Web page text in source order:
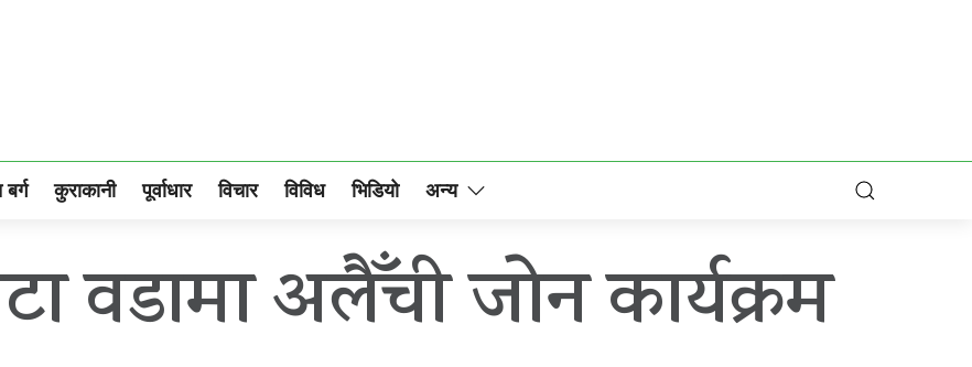
बर्ग कुराकानी पूर्वाधार विचार विविध भिडियो अन्य
वडामा अलैँची जोन कार्यक्रम